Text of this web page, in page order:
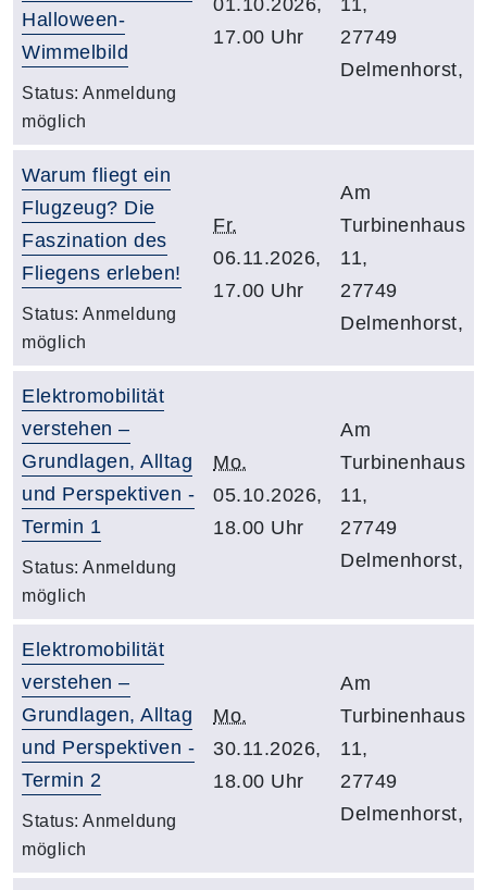
Halloween-
Wimmelbild
Status: Anmeldung
möglich
17.00 Uhr
27749
Delmenhorst,
Warum fliegt ein
Flugzeug? Die
Faszination des
Fliegens erleben!
Status: Anmeldung
möglich
Fr.
06.11.2026,
17.00 Uhr
Am
Turbinenhaus
11,
27749
Delmenhorst,
Elektromobilität
verstehen –
Grundlagen, Alltag
und Perspektiven -
Termin 1
Status: Anmeldung
möglich
Mo.
05.10.2026,
18.00 Uhr
Am
Turbinenhaus
11,
27749
Delmenhorst,
Elektromobilität
verstehen –
Grundlagen, Alltag
und Perspektiven -
Termin 2
Status: Anmeldung
möglich
Mo.
30.11.2026,
18.00 Uhr
Am
Turbinenhaus
11,
27749
Delmenhorst,